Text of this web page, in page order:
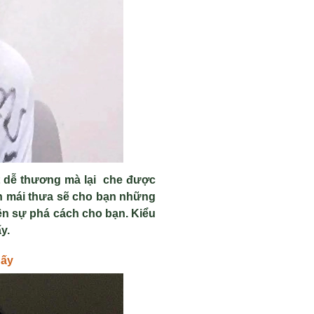
dễ thương mà lại che được
mái thưa sẽ cho bạn những
sự phá cách cho bạn. Kiểu